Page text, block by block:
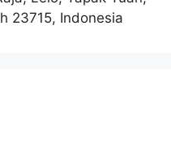
23715, Indonesia